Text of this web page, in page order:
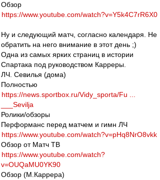
Обзор
https://www.youtube.com/watch?v=Y5k4C7rR6X0
Ну и следующий матч, согласно календаря. Не
обратить на него внимание в этот день ;)
Одна из самых ярких страниц в истории
Спартака под руководством Карреры.
ЛЧ. Севилья (дома)
Полностью
https://news.sportbox.ru/Vidy_sporta/Fu ...
___Sevilja
Ролики/обзоры
Перформанс перед матчем и гимн ЛЧ
https://www.youtube.com/watch?v=pHq8NrO8vkk
Обзор от Матч ТВ
https://www.youtube.com/watch?
v=OUQaMU0YK90
Обзор (М.Каррера)